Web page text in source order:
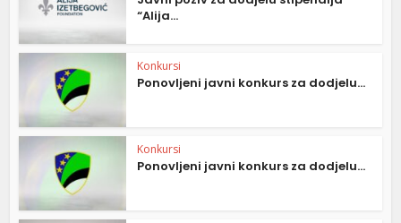
“Alija...
Konkursi
Ponovljeni javni konkurs za dodjelu...
Konkursi
Ponovljeni javni konkurs za dodjelu...